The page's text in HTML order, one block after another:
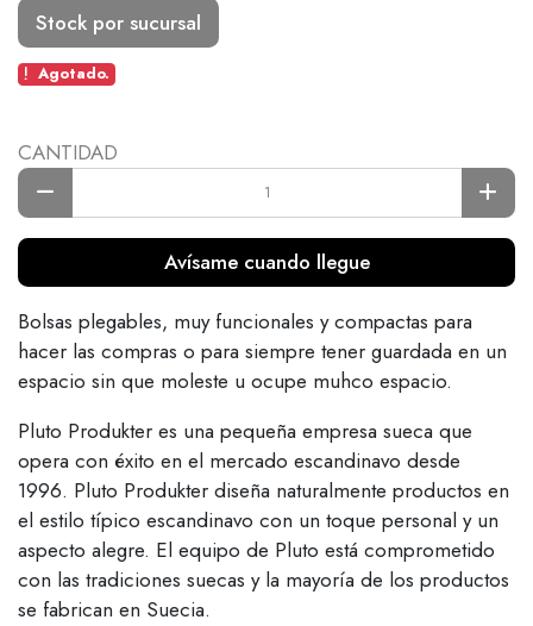
Stock por sucursal
Agotado.
CANTIDAD
Avísame cuando llegue
Bolsas plegables, muy funcionales y compactas para
hacer las compras o para siempre tener guardada en un
espacio sin que moleste u ocupe muhco espacio.
Pluto Produkter es una pequeña empresa sueca que
opera con éxito en el mercado escandinavo desde
1996. Pluto Produkter diseña naturalmente productos en
el estilo típico escandinavo con un toque personal y un
aspecto alegre. El equipo de Pluto está comprometido
con las tradiciones suecas y la mayoría de los productos
se fabrican en Suecia.